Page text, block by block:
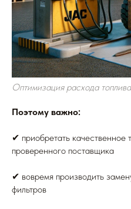
Оптимизация расхода
Поэтому важно:
✔ приобретать качественное
проверенного поставщика
✔ вовремя производить
фильтров